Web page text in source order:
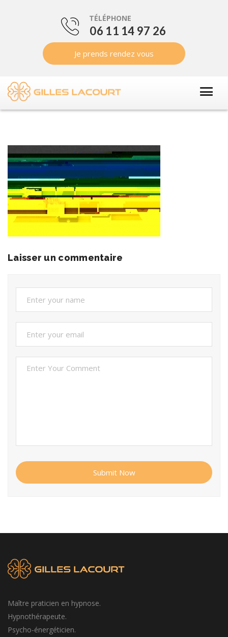
TÉLÉPHONE
06 11 14 97 26
Je prends rendez vous
Laisser un commentaire
Submit Now
Maître praticien en hypnose.
Hypnothérapeute.
Psycho-énergéticien.